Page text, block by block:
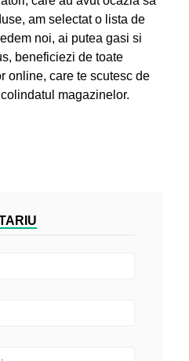
am selectat o lista de
noi, ai putea gasi si
beneficiezi de toate
online, care te scutesc de
magazinelor.